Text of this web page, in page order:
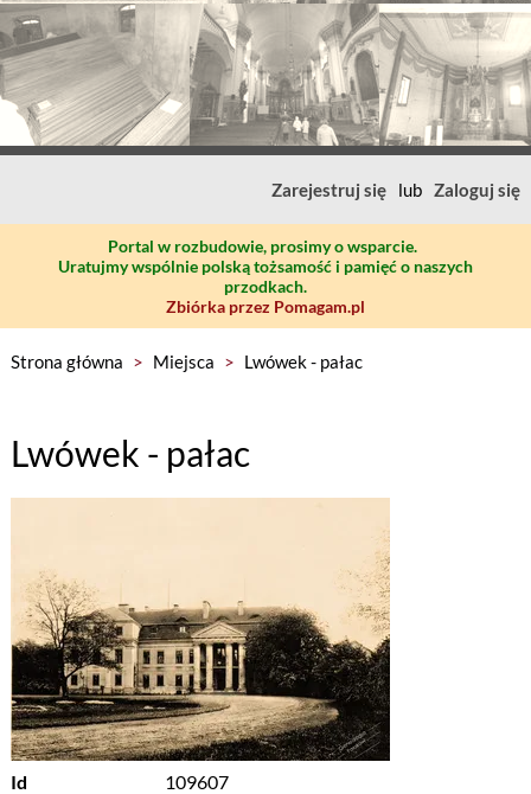
Zarejestruj się lub Zaloguj się
Portal w rozbudowie, prosimy o wsparcie.
Uratujmy wspólnie polską tożsamość i pamięć o naszych
przodkach.
Zbiórka przez Pomagam.pl
Strona główna > Miejsca > Lwówek - pałac
Lwówek - pałac
Id
109607